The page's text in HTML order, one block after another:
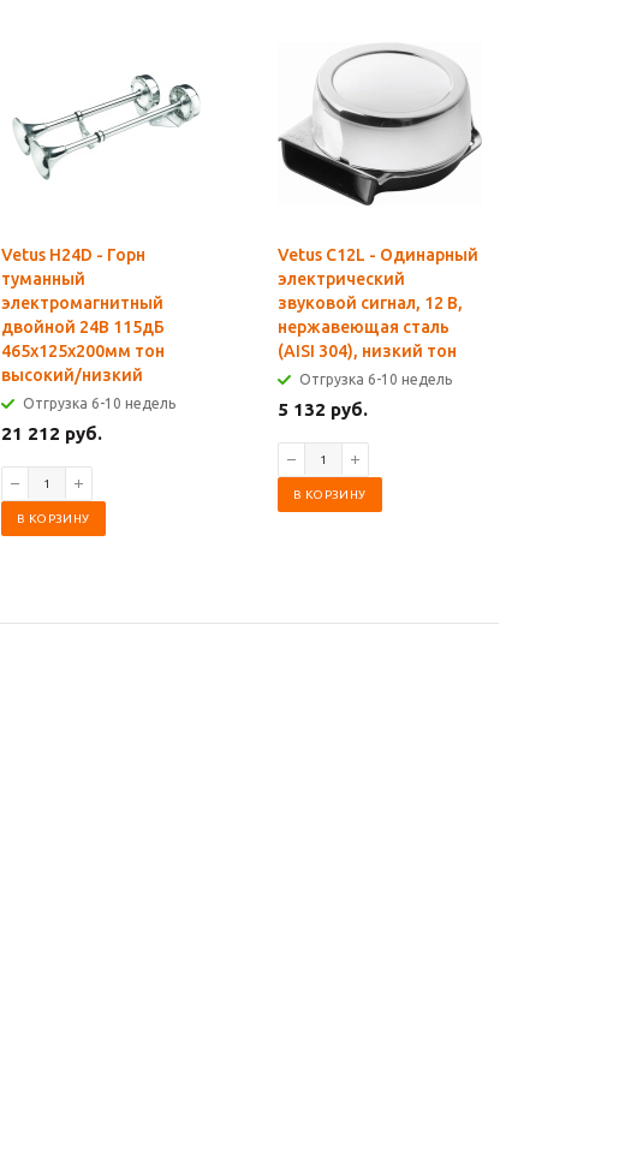
Vetus H24D - Горн
туманный
электромагнитный
двойной 24В 115дБ
465x125x200мм тон
высокий/низкий
Отгрузка 6-10 недель
21 212 руб.
В КОРЗИНУ
Vetus C12L - Одинарный
электрический
звуковой сигнал, 12 В,
нержавеющая сталь
(AISI 304), низкий тон
Отгрузка 6-10 недель
5 132 руб.
В КОРЗИНУ